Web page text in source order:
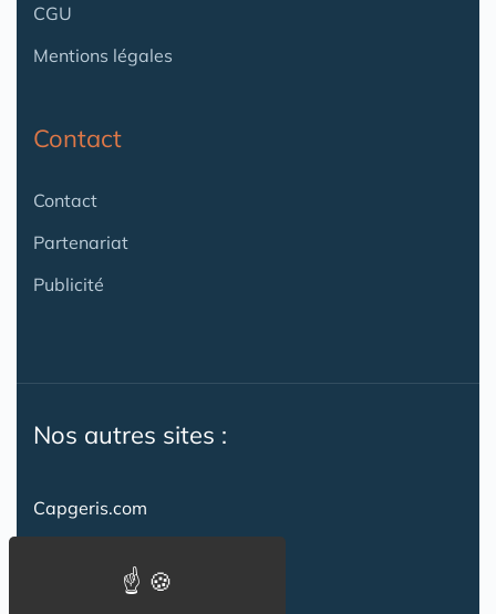
CGU
Mentions légales
Contact
Contact
Partenariat
Publicité
Nos autres sites :
Capgeris.com
Emploi-formation-sante.com